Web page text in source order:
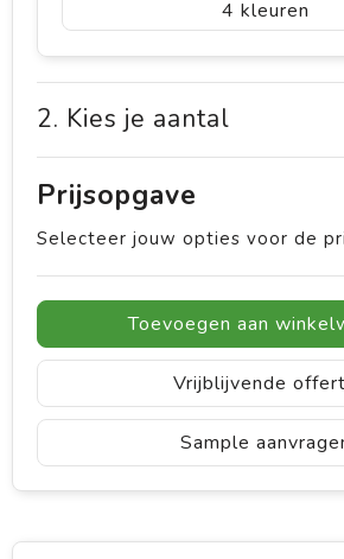
4
2. Kies je aantal
Prijsopgave
Selecteer jouw opties voor de
Toevoegen aan
Vrijblijvende
Sample